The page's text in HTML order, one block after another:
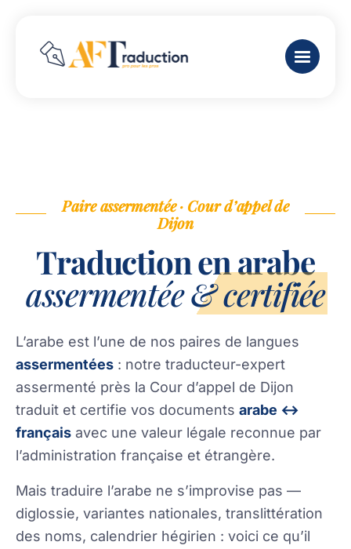
Paire assermentée · Cour d’appel de
Dijon
Traduction en arabe
assermentée & certifiée
L’arabe est l’une de nos paires de langues
assermentées : notre traducteur-expert
assermenté près la Cour d’appel de Dijon
traduit et certifie vos documents arabe ↔
français avec une valeur légale reconnue par
l’administration française et étrangère.
Mais traduire l’arabe ne s’improvise pas —
diglossie, variantes nationales, translittération
des noms, calendrier hégirien : voici ce qu’il